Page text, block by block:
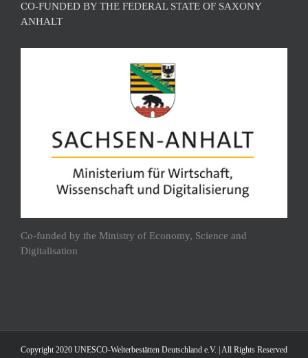
CO-FUNDED BY THE FEDERAL STATE OF SAXONY
ANHALT
Co-funded by the Ministry of Economy, Science and
Digitalisation
Copyright 2020 UNESCO-Welterbestätten Deutschland e.V. | All Rights Reserved